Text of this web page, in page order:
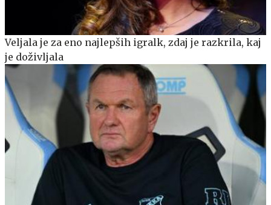
Veljala je za eno najlepših igralk, zdaj je razkrila, kaj
je doživljala